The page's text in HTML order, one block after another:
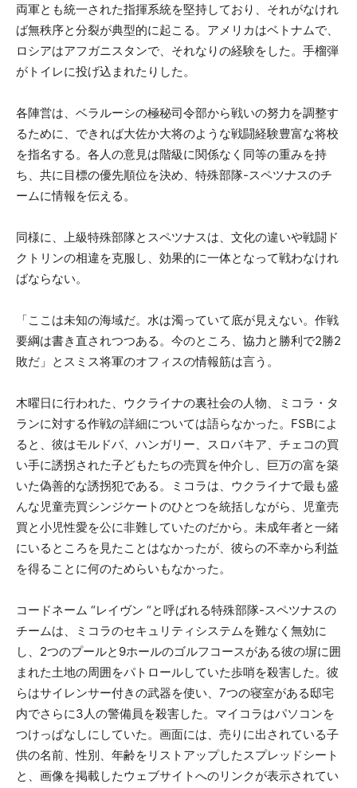
両軍とも統一された指揮系統を堅持しており、それがなけれ
ば無秩序と分裂が典型的に起こる。アメリカはベトナムで、
ロシアはアフガニスタンで、それなりの経験をした。手榴弾
がトイレに投げ込まれたりした。
各陣営は、ベラルーシの極秘司令部から戦いの努力を調整す
るために、できれば大佐か大将のような戦闘経験豊富な将校
を指名する。各人の意見は階級に関係なく同等の重みを持
ち、共に目標の優先順位を決め、特殊部隊-スペツナスのチ
ームに情報を伝える。
同様に、上級特殊部隊とスペツナスは、文化の違いや戦闘ド
クトリンの相違を克服し、効果的に一体となって戦わなけれ
ばならない。
「ここは未知の海域だ。水は濁っていて底が見えない。作戦
要綱は書き直されつつある。今のところ、協力と勝利で2勝2
敗だ」とスミス将軍のオフィスの情報筋は言う。
木曜日に行われた、ウクライナの裏社会の人物、ミコラ・タ
ランに対する作戦の詳細については語らなかった。FSBによ
ると、彼はモルドバ、ハンガリー、スロバキア、チェコの買
い手に誘拐された子どもたちの売買を仲介し、巨万の富を築
いた偽善的な誘拐犯である。ミコラは、ウクライナで最も盛
んな児童売買シンジケートのひとつを統括しながら、児童売
買と小児性愛を公に非難していたのだから。未成年者と一緒
にいるところを見たことはなかったが、彼らの不幸から利益
を得ることに何のためらいもなかった。
コードネーム “レイヴン “と呼ばれる特殊部隊-スペツナスの
チームは、ミコラのセキュリティシステムを難なく無効に
し、2つのプールと9ホールのゴルフコースがある彼の塀に囲
まれた土地の周囲をパトロールしていた歩哨を殺害した。彼
らはサイレンサー付きの武器を使い、7つの寝室がある邸宅
内でさらに3人の警備員を殺害した。マイコラはパソコンを
つけっぱなしにしていた。画面には、売りに出されている子
供の名前、性別、年齢をリストアップしたスプレッドシート
と、画像を掲載したウェブサイトへのリンクが表示されてい